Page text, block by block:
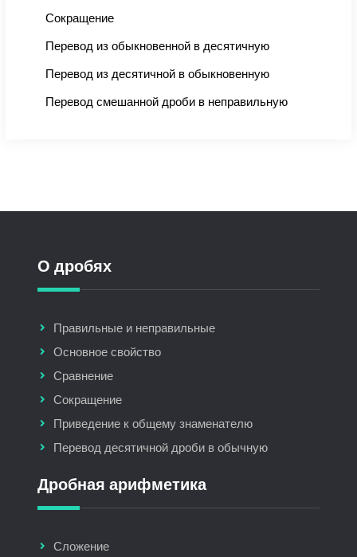
Сокращение
Перевод из обыкновенной в десятичную
Перевод из десятичной в обыкновенную
Перевод смешанной дроби в неправильную
О дробях
Правильные и неправильные
Основное свойство
Сравнение
Сокращение
Приведение к общему знаменателю
Перевод десятичной дроби в обычную
Дробная арифметика
Сложение